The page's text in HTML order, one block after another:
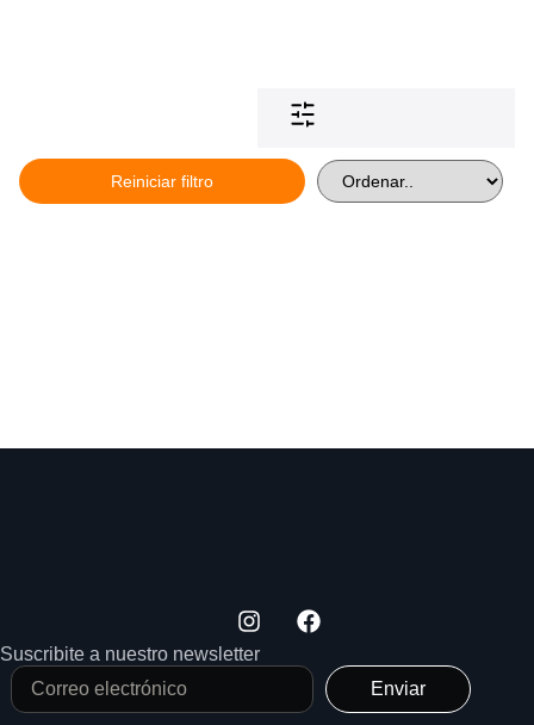
Reiniciar filtro
Suscribite a nuestro newsletter
Enviar